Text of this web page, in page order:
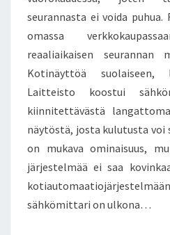
seurannasta ei voida
omassa
reaaliaikaisen seurannan
Kotinäyttöä suolaiseen,
Laitteisto koostui
kiinnitettävästä
näytöstä, josta kulutusta voi
on mukava ominaisuus,
järjestelmää ei saa
sähkömittari on ulkona…